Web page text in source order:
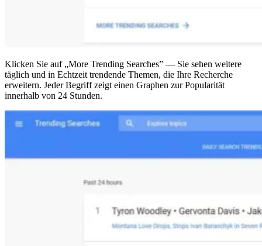
Klicken Sie auf „More Trending Searches” — Sie sehen weitere
täglich und in Echtzeit trendende Themen, die Ihre Recherche
erweitern. Jeder Begriff zeigt einen Graphen zur Popularität
innerhalb von 24 Stunden.